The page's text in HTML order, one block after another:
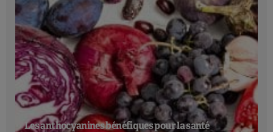
Les anthocyanines bénéfiques pour la santé